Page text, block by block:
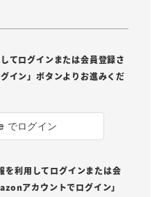
てログインまたは会員登録さ
イン」ボタンよりお進みくだ
利用してログインまたは会
アカウントでログイン」